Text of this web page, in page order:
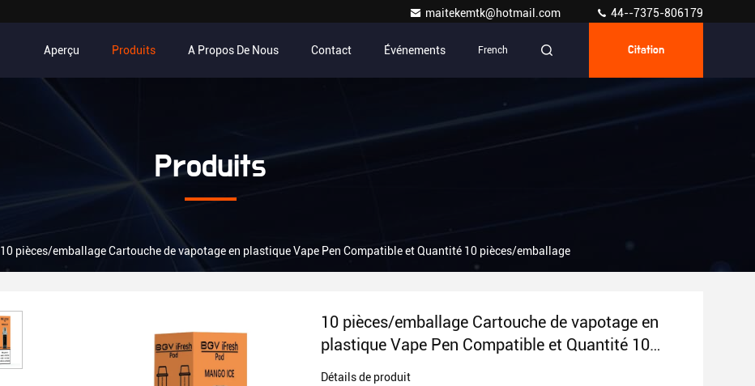
maitekemtk@hotmail.com 44--7375-806179
Aperçu Produits A Propos De Nous Contact Événements French Citation
Produits
10 pièces/emballage Cartouche de vapotage en plastique Vape Pen Compatible et Quantité 10 pièces/emballage
10 pièces/emballage Cartouche de vapotage en
plastique Vape Pen Compatible et Quantité 10
pièces/emballage
Détails de produit